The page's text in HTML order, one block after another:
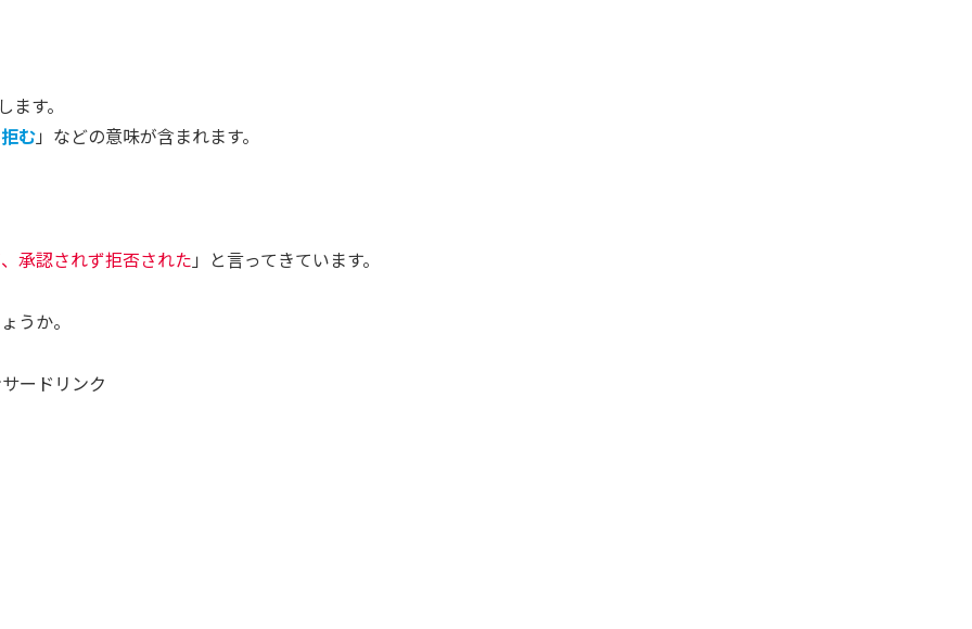
す。
む」などの意味が含まれます。
承認されず拒否された 」と言ってきています。
うか。
ードリンク